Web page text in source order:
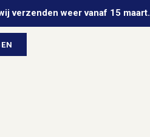
verzenden weer vanaf 15 maart.